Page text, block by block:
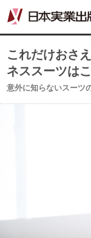
これだけおさ
ネススーツは
意外に知らないスーツ